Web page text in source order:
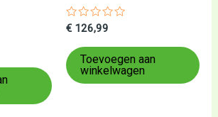
Gewaardeerd
uit
5
€ 126,99
Toevoegen aan
winkelwagen